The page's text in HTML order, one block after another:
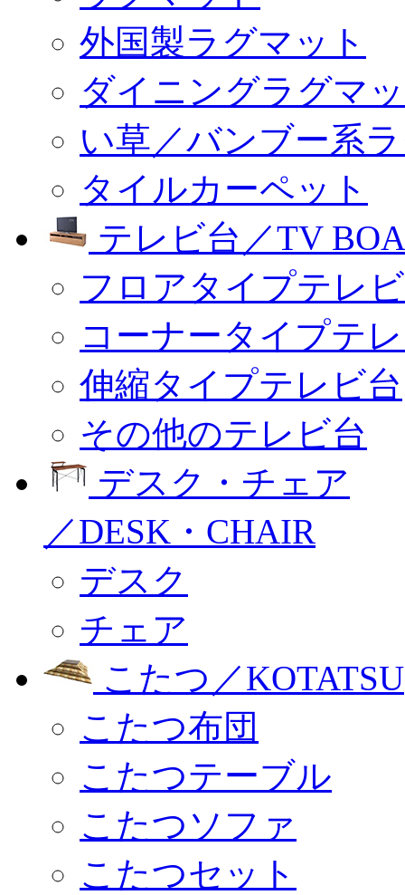
外国製ラグマット
ダイニングラグマ
い草／バンブー系
タイルカーペット
テレビ台／TV
フロアタイプテレ
コーナータイプテ
伸縮タイプテレビ台
その他のテレビ台
デスク・チェア
／DESK・CHAIR
デスク
チェア
こたつ／KOTATSU
こたつ布団
こたつテーブル
こたつソファ
こたつセット